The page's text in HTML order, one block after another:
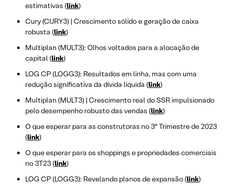
estimativas (link)
Cury (CURY3) | Crescimento sólido e geração de caixa
robusta (link)
Multiplan (MULT3): Olhos voltados para a alocação de
capital (link)
LOG CP (LOGG3): Resultados em linha, mas com uma
redução significativa da dívida líquida (link)
Multiplan (MULT3) | Crescimento real do SSR impulsionado
pelo desempenho robusto das vendas (link)
O que esperar para as construtoras no 3º Trimestre de 2023
(link)
O que esperar para os shoppings e propriedades comerciais
no 3T23 (link)
LOG CP (LOGG3): Revelando planos de expansão (link)